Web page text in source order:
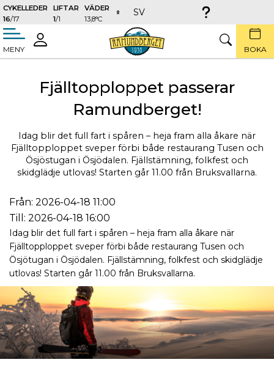
CYKELLEDER
16/17
LIFTAR
1/1
VÄDER
13,8°C
SV
MENY
LOGGA
IN
SÖK BOKA
Fjälltopploppet passerar
Ramundberget!
Idag blir det full fart i spåren – heja fram alla åkare när
Fjälltopploppet sveper förbi både restaurang Tusen och
Ösjöstugan i Ösjödalen. Fjällstämning, folkfest och
skidglädje utlovas! Starten går 11.00 från Bruksvallarna.
Från: 2026-04-18 11:00
Till: 2026-04-18 16:00
Idag blir det full fart i spåren – heja fram alla åkare när
Fjälltopploppet sveper förbi både restaurang Tusen och
Ösjötugan i Ösjödalen. Fjällstämning, folkfest och skidglädje
utlovas! Starten går 11.00 från Bruksvallarna.